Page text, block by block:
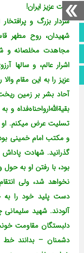
صفحه نخست
تماس با ما
اطلاعات سایت
ملت عزیز ایران!
سردار بزرگ و
شهیدان، روح مطهر
اشرار عالم، و سالها
عزیز را به این مقام
آحاد بشر بر زمین
تسلیت عرض میکنم. او
و مکتب امام خمینی
گذرانید. شهادت
بود، با رفتن او به
نخواهد شد، ولی
دست پلید خود را
آلودند. شهید
دلبستگان مقاومت
دشمنان – بدانند خط